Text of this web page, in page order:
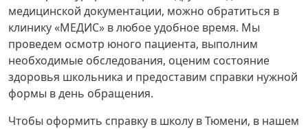
медицинской документации, можно обратиться в
клинику «МЕДИС» в любое удобное время. Мы
проведем осмотр юного пациента, выполним
необходимые обследования, оценим состояние
здоровья школьника и предоставим справки нужной
формы в день обращения.
Чтобы оформить справку в школу в Тюмени, в нашем